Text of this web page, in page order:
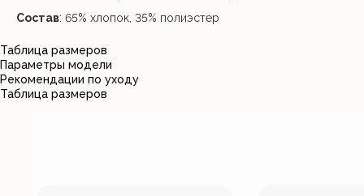
Состав: 65% хлопок, 35% полиэстер
Таблица размеров
Параметры модели
Рекомендации по уходу
Таблица размеров